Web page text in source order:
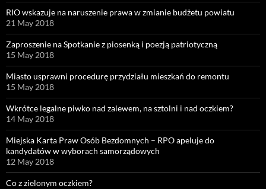
RIO wskazuje na naruszenie prawa w zmianie budżetu powiatu
21 May 2018
Zaproszenie na Spotkanie z piosenką i poezją patriotyczną
15 May 2018
Miasto usprawni procedurę przydziału mieszkań do remontu
15 May 2018
Wkrótce legalne piwko nad zalewem, na sztolni i nad oczkiem?
14 May 2018
Miejska Karta Praw Osób Bezdomnych – RPO apeluje do
kandydatów w wyborach samorządowych
12 May 2018
Co z zielonym oczkiem?